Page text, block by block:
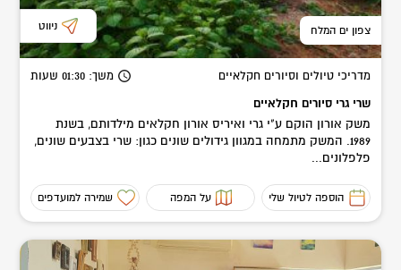
צפון ים המלח ניווט
מדריכי טיולים וסיורים חקלאיים משך: 01:30 שעות
שרי גרי סיורים חקלאיים
משק אורון הוקם ע"י גרי ואיריס אורון חקלאים מילדותם, בשנת
1989. המשק מתמחה במגוון גידולים שונים כגון: שרי בצבעים שונים,
פלפלונים...
הוספה לטיול שלי על המפה שמירה למועדפים